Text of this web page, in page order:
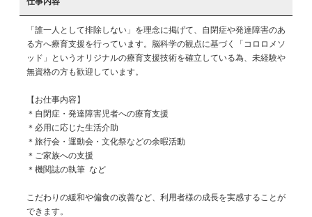
「誰一人として排除しない」を理念に掲げて、自閉症や発達障害のあ
る方へ療育支援を行っています。脳科学の観点に基づく「コロロメソ
ッド」というオリジナルの療育支援技術を確立している為、未経験や
無資格の方も歓迎しています。
【お仕事内容】
＊自閉症・発達障害児者への療育支援
＊必用に応じた生活介助
＊旅行会・運動会・文化祭などの余暇活動
＊ご家族への支援
＊機関誌の執筆 など
こだわりの緩和や偏食の改善など、利用者様の成長を実感することが
できます。